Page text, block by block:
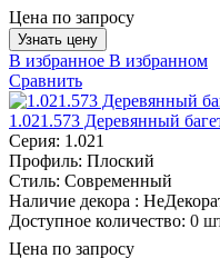
Цена по запросу
Узнать цену
В избранное В избранном
Сравнить
1.021.573 Деревянный
Серия: 1.021
Профиль: Плоский
Стиль: Современный
Наличие декора :
Доступное количество: 0
Цена по запросу